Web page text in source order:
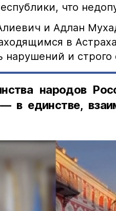
что
и Адлан
в
нарушений и
народов
в единстве,